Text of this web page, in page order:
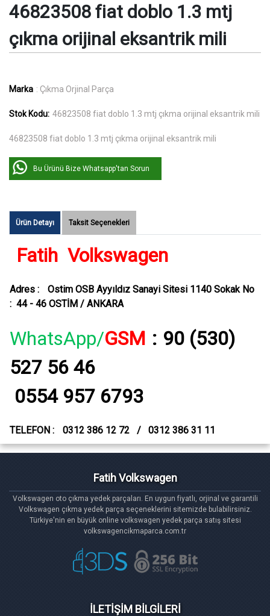
46823508 fiat doblo 1.3 mtj
çıkma orijinal eksantrik mili
Marka : Çıkma Orjinal Parça
Stok Kodu: 46823508 fiat doblo 1.3 mtj çıkma orijinal eksantrik mili
46823508 fiat doblo 1.3 mtj çıkma orijinal eksantrik mili
Bu Ürünü Bize Whatsapp'tan Sorun
Ürün Detayı Taksit Seçenekleri
Fatih Volkswagen
Adres :
Ostim OSB Ayyıldız Sanayi Sitesi 1140 Sokak No
: 44 - 46 OSTİM / ANKARA
WhatsApp/GSM : 90 (530)
527 56 46
0554 957 6793
TELEFON : 0312 386 12 72 / 0312 386 31 11
Fatih Volkswagen
Volkswagen oto çıkma yedek parçaları. En uygun fiyatlı, orjinal ve garantili
Volkswagen çıkma yedek parça seçeneklerini sitemizde bulabilirsiniz.
Türkiye'nin en büyük online volkswagen yedek parça satış sitesi
volkswagencikmaparca.com.tr
İLETİŞİM BİLGİLERİ